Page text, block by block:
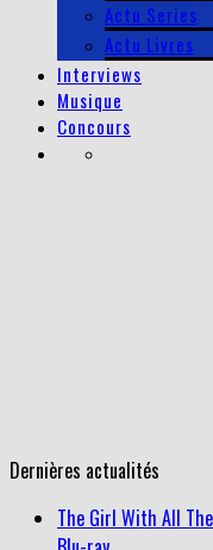
Actu Series
Actu Livres
Interviews
Musique
Concours
Dernières actualités
The Girl With All